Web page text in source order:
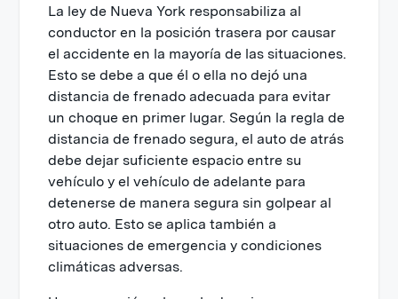
La ley de Nueva York responsabiliza al
conductor en la posición trasera por causar
el accidente en la mayoría de las situaciones.
Esto se debe a que él o ella no dejó una
distancia de frenado adecuada para evitar
un choque en primer lugar. Según la regla de
distancia de frenado segura, el auto de atrás
debe dejar suficiente espacio entre su
vehículo y el vehículo de adelante para
detenerse de manera segura sin golpear al
otro auto. Esto se aplica también a
situaciones de emergencia y condiciones
climáticas adversas.